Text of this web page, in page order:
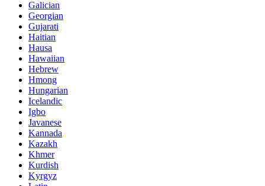
Galician
Georgian
Gujarati
Haitian
Hausa
Hawaiian
Hebrew
Hmong
Hungarian
Icelandic
Igbo
Javanese
Kannada
Kazakh
Khmer
Kurdish
Kyrgyz